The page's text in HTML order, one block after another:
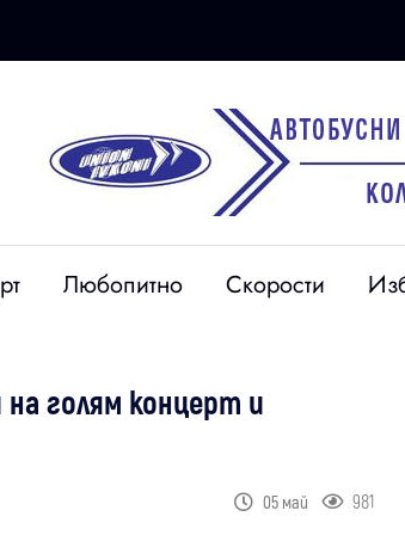
Любопитно Скорости
голям концерт и
05 май 981